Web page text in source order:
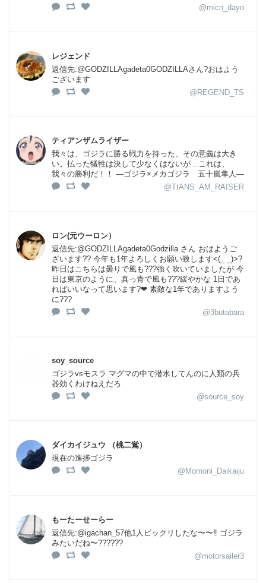
@micn_dayo
レジェンド
返信先:@GODZILLAgadeta0GODZILLAさん?おはよう
ございます
@REGEND_TS
ティアンザムライザー
我々は、ゴジラに勝る戦力を持った、その意義は大き
い。払った犠牲は決して少なくはないが…これは、
我々の勝利だ！！ ―ゴジラ×メカゴジラ 五十嵐隼人―
@TIANS_AM_RAISER
ロン(元ウーロン）
返信先:@GODZILLAgadeta0Godzilla さん おはようご
ざいます?? 今年も1年よろしくお願い致します<(_ _)>?
昨日はこちらは曇りで風も???強く吹いていましたが 今
日は東京のように、真っ青で風も???緩やかな 1日であ
ればいいなって思います?❤ 素敵な1年でありますよう
に???
@3butabara
soy_source
ゴジラvsモスラ マグマの中で潜水してんのに人類の兵
器効くわけねえだろ
@source_soy
ダイカイジュウ （桃二鴬）
現在の進捗ゴジラ
@Momoni_Daikaiju
もーたーせーらー
返信先:@igachan_57他1人ビックリしたな〜〜‼️ ゴジラ
みたいだね〜??????
@motorsailer3